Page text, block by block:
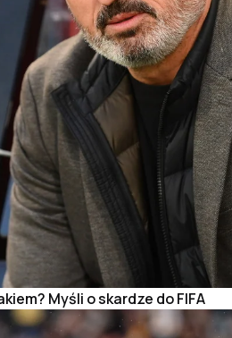
Myśli o skardze do FIFA